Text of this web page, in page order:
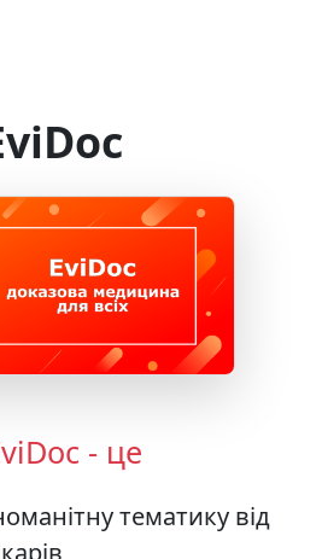
- це
тематику від